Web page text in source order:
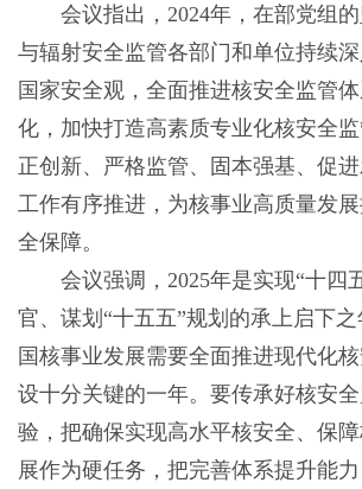
会议指出，2024年，在部党组的
与辐射安全监管各部门和单位持续
国家安全观，全面推进核安全监管
化，加快打造高素质专业化核安全
正创新、严格监管、固本强基、促
工作有序推进，为核事业高质量发
全保障。
会议强调，2025年是实现“十四
官、谋划“十五五”规划的承上启下
国核事业发展需要全面推进现代化
设十分关键的一年。要传承好核安
验，把确保实现高水平核安全、保
展作为硬任务，把完善体系提升能